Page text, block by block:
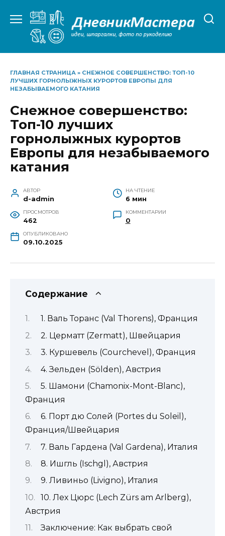
содержанию
ГЛАВНАЯ СТРАНИЦА » СНЕЖНОЕ СОВЕРШЕНСТВО: ТОП-10
ЛУЧШИХ ГОРНОЛЫЖНЫХ КУРОРТОВ ЕВРОПЫ ДЛЯ
НЕЗАБЫВАЕМОГО КАТАНИЯ
Снежное совершенство:
Топ-10 лучших
горнолыжных курортов
Европы для незабываемого
катания
АВТОР
d-admin
НА ЧТЕНИЕ
6 мин
ПРОСМОТРОВ
462
КОММЕНТАРИИ
0
ОПУБЛИКОВАНО
09.10.2025
Содержание
1. Валь Торанс (Val Thorens), Франция
2. Церматт (Zermatt), Швейцария
3. Куршевель (Courchevel), Франция
4. Зельден (Sölden), Австрия
5. Шамони (Chamonix-Mont-Blanc),
Франция
6. Порт дю Солей (Portes du Soleil),
Франция/Швейцария
7. Валь Гардена (Val Gardena), Италия
8. Ишгль (Ischgl), Австрия
9. Ливиньо (Livigno), Италия
10. Лех Цюрс (Lech Zürs am Arlberg),
Австрия
Заключение: Как выбрать свой